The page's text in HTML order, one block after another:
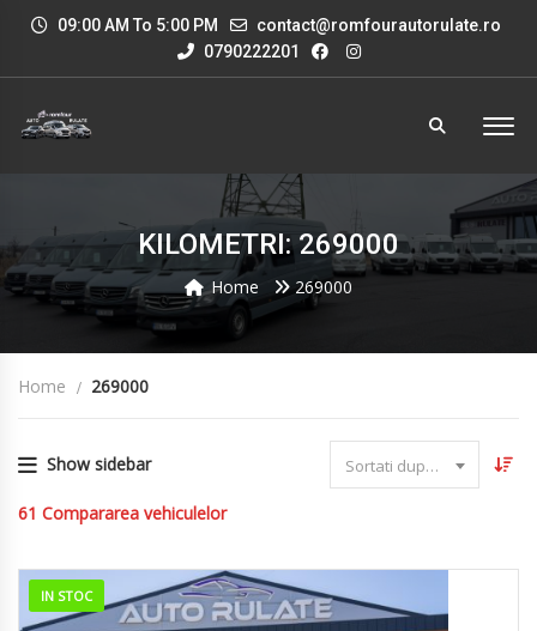
09:00 AM To 5:00 PM
contact@romfourautorulate.ro
0790222201
KILOMETRI: 269000
Home 269000
Home 269000
Show sidebar Sortati dupa data
61 Compararea vehiculelor
IN STOC